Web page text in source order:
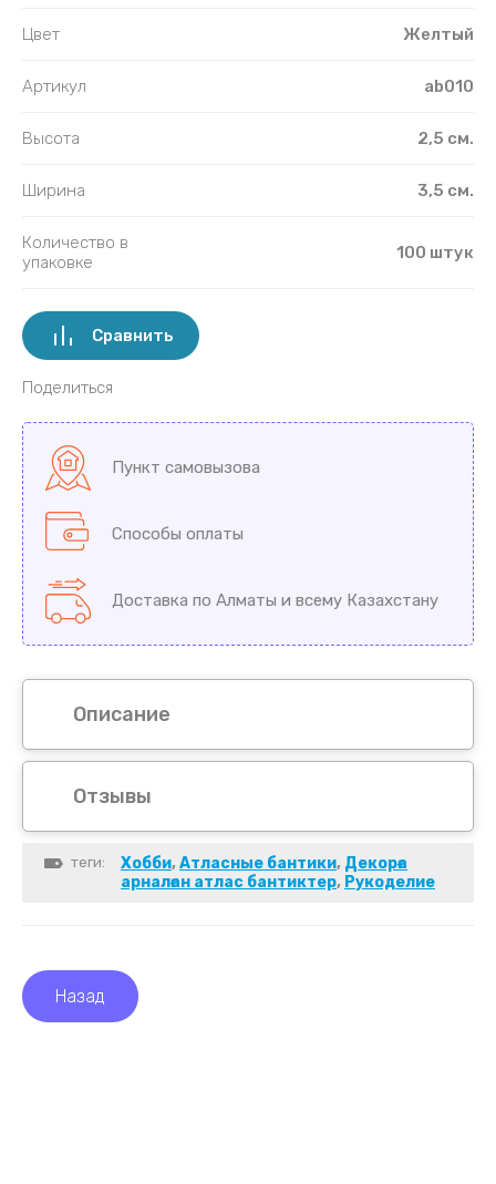
Цвет Желтый
Артикул ab010
Высота 2,5 см.
Ширина 3,5 см.
Количество в
упаковке
100 штук
Сравнить
Поделиться
Пункт самовызова
Способы оплаты
Доставка по Алматы и всему Казахстану
Описание
Отзывы
теги: Хобби, Атласные бантики, Декорға
арналған атлас бантиктер, Рукоделие
Назад